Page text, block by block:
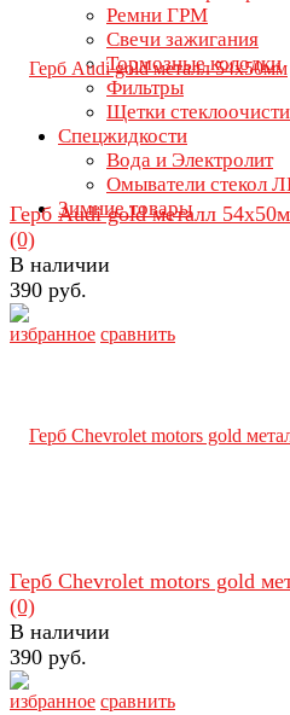
Ремни ГРМ
Свечи зажигания
Тормозные колодки
Фильтры
Щетки
Спецжидкости
Вода и Электролит
Омыватели стекол
Зимние товары
избранное сравнить
Герб Audi gold металл
(0)
В наличии
390 руб.
избранное сравнить
Герб Chevrolet motors gold
(0)
В наличии
390 руб.